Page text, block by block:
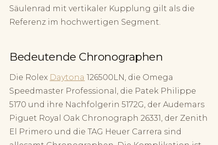
Säulenrad mit vertikaler Kupplung gilt als die
Referenz im hochwertigen Segment.
Bedeutende Chronographen
Die Rolex Daytona 126500LN, die Omega
Speedmaster Professional, die Patek Philippe
5170 und ihre Nachfolgerin 5172G, der Audemars
Piguet Royal Oak Chronograph 26331, der Zenith
El Primero und die TAG Heuer Carrera sind